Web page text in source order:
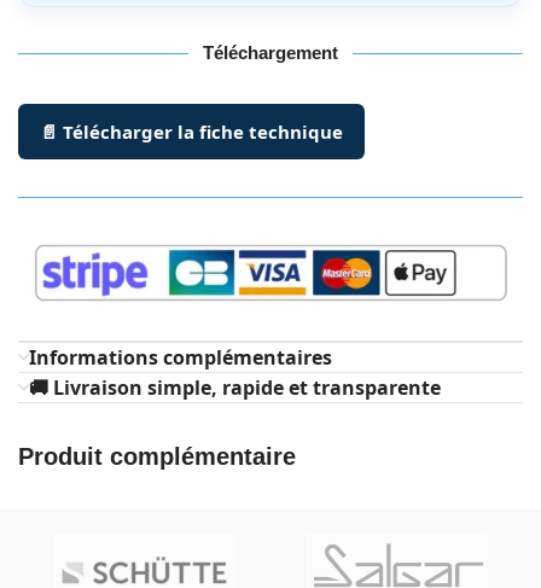
Téléchargement
📄 Télécharger la fiche technique
Informations complémentaires
🚚 Livraison simple, rapide et transparente
Produit complémentaire